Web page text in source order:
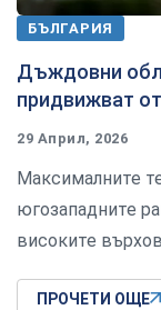
БЪЛГАРИЯ
Дъждовни
придвижват
29 Април, 2026
Максималните
югозападните
високите
ПРОЧЕТИ ОЩЕ